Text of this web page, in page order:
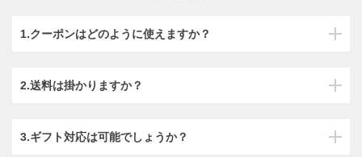
1.クーポンはどのように使えますか？
2.送料は掛かりますか？
3.ギフト対応は可能でしょうか？